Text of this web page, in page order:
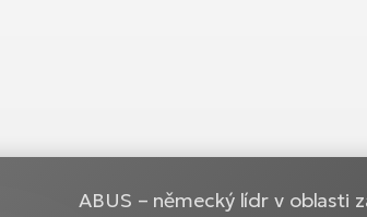
ABUS – německý lídr v oblasti